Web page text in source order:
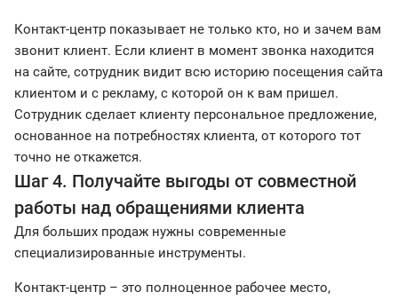
Контакт-центр показывает не только кто, но и зачем вам
звонит клиент. Если клиент в момент звонка находится
на сайте, сотрудник видит всю историю посещения сайта
клиентом и с рекламу, с которой он к вам пришел.
Сотрудник сделает клиенту персональное предложение,
основанное на потребностях клиента, от которого тот
точно не откажется.
Шаг 4. Получайте выгоды от совместной
работы над обращениями клиента
Для больших продаж нужны современные
специализированные инструменты.
Контакт-центр – это полноценное рабочее место,